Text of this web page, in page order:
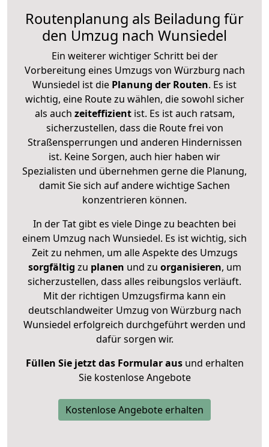
Routenplanung als Beiladung für
den Umzug nach Wunsiedel
Ein weiterer wichtiger Schritt bei der
Vorbereitung eines Umzugs von Würzburg nach
Wunsiedel ist die Planung der Routen. Es ist
wichtig, eine Route zu wählen, die sowohl sicher
als auch zeiteffizientist. Es ist auch ratsam,
sicherzustellen, dass die Route frei von
Straßensperrungen und anderen Hindernissen
ist. Keine Sorgen, auch hier haben wir
Spezialisten und übernehmen gerne die Planung,
damit Sie sich auf andere wichtige Sachen
konzentrieren können.
In der Tat gibt es viele Dinge zu beachten bei
einem Umzug nach Wunsiedel. Es ist wichtig, sich
Zeit zu nehmen, um alle Aspekte des Umzugs
sorgfältig zu planen und zu organisieren, um
sicherzustellen, dass alles reibungslos verläuft.
Mit der richtigen Umzugsfirma kann ein
deutschlandweiter Umzug von Würzburg nach
Wunsiedel erfolgreich durchgeführt werden und
dafür sorgen wir.
Füllen Sie jetzt das Formular ausund erhalten
Sie kostenlose Angebote
Kostenlose Angebote erhalten